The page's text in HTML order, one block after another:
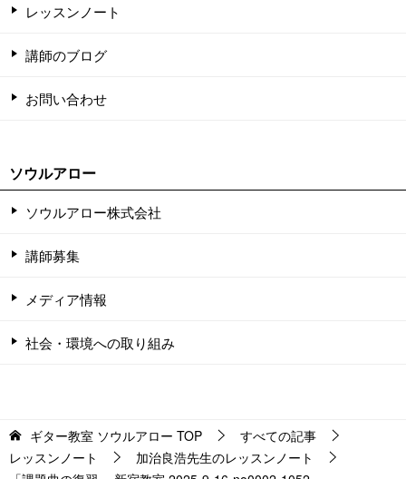
レッスンノート
講師のブログ
お問い合わせ
ソウルアロー
ソウルアロー株式会社
講師募集
メディア情報
社会・環境への取り組み
ギター教室 ソウルアロー TOP
すべての記事
レッスンノート
加治良浩先生のレッスンノート